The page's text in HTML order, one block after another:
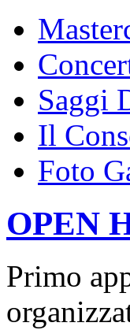
Saggi
Il
Foto
OPEN
Primo